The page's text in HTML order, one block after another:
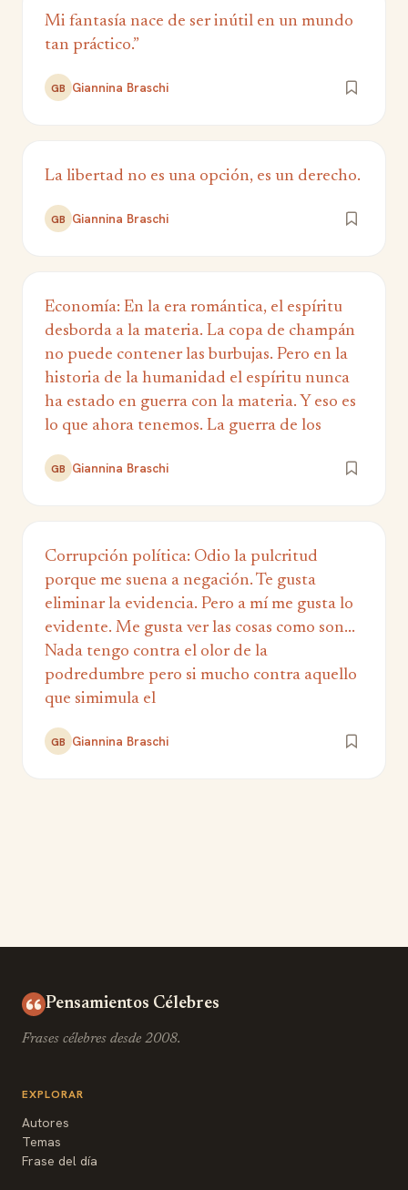
Mi fantasía nace de ser inútil en un mundo
tan práctico.”
GB Giannina Braschi
La libertad no es una opción, es un derecho.
GB Giannina Braschi
Economía: En la era romántica, el espíritu
desborda a la materia. La copa de champán
no puede contener las burbujas. Pero en la
historia de la humanidad el espíritu nunca
ha estado en guerra con la materia. Y eso es
lo que ahora tenemos. La guerra de los
GB Giannina Braschi
Corrupción política: Odio la pulcritud
porque me suena a negación. Te gusta
eliminar la evidencia. Pero a mí me gusta lo
evidente. Me gusta ver las cosas como son...
Nada tengo contra el olor de la
podredumbre pero si mucho contra aquello
que simimula el
GB Giannina Braschi
Pensamientos Célebres
Frases célebres desde 2008.
EXPLORAR
Autores
Temas
Frase del día